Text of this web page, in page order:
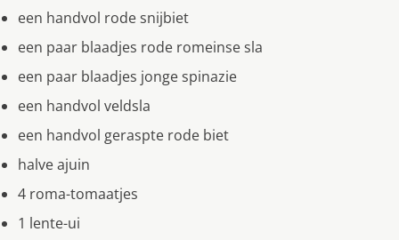
een handvol rode snijbiet
een paar blaadjes rode romeinse sla
een paar blaadjes jonge spinazie
een handvol veldsla
een handvol geraspte rode biet
halve ajuin
4 roma-tomaatjes
1 lente-ui